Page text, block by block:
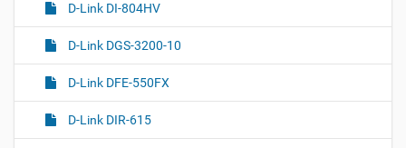
D-Link DI-804HV
D-Link DGS-3200-10
D-Link DFE-550FX
D-Link DIR-615